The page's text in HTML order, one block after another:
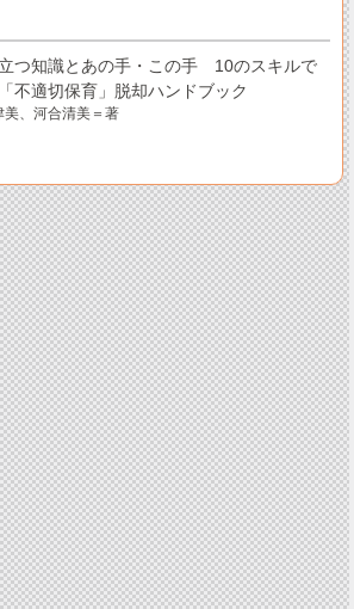
つ知識とあの手・この手 10のスキルで
不適切保育」脱却ハンドブック
美、河合清美＝著